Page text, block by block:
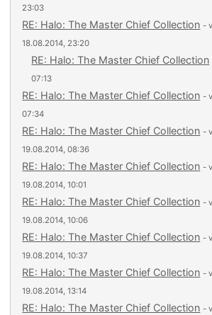
23:03
RE: Halo: The Master Chief Collection -
18.08.2014, 23:20
RE: Halo: The Master Chief Collection
07:13
RE: Halo: The Master Chief Collection -
07:34
RE: Halo: The Master Chief Collection -
19.08.2014, 08:36
RE: Halo: The Master Chief Collection -
19.08.2014, 10:01
RE: Halo: The Master Chief Collection -
19.08.2014, 10:06
RE: Halo: The Master Chief Collection -
19.08.2014, 10:37
RE: Halo: The Master Chief Collection -
19.08.2014, 13:14
RE: Halo: The Master Chief Collection -